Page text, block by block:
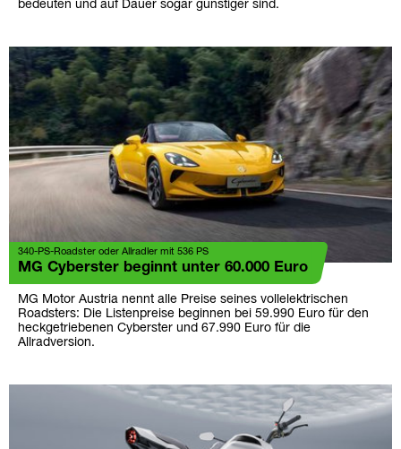
bedeuten und auf Dauer sogar günstiger sind.
340-PS-Roadster oder Allradler mit 536 PS
MG Cyberster beginnt unter 60.000 Euro
MG Motor Austria nennt alle Preise seines vollelektrischen
Roadsters: Die Listenpreise beginnen bei 59.990 Euro für den
heckgetriebenen Cyberster und 67.990 Euro für die
Allradversion.